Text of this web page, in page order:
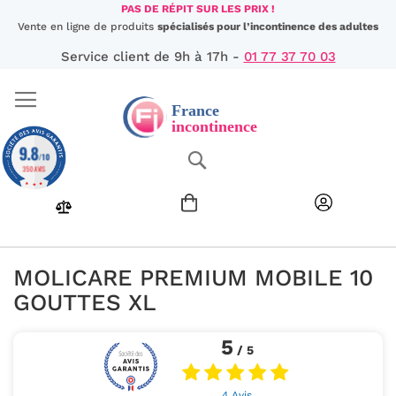
Aller
au
PAS DE RÉPIT SUR LES PRIX !
Vente en ligne de produits spécialisés pour l’incontinence des adultes
Service client de 9h à 17h - 01 77 37 70 03
MOLICARE PREMIUM MOBILE 10
GOUTTES XL
5 / 5
9.8/10
350 AVIS